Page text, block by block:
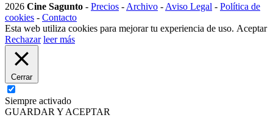
2026 Cine Sagunto - Precios - Archivo - Aviso Legal - Política de
cookies - Contacto
Esta web utiliza cookies para mejorar tu experiencia de uso. Aceptar
Rechazar leer más
Cerrar
Siempre activado
GUARDAR Y ACEPTAR